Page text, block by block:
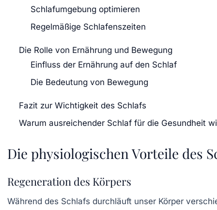
Schlafumgebung optimieren
Regelmäßige Schlafenszeiten
Die Rolle von Ernährung und Bewegung
Einfluss der Ernährung auf den Schlaf
Die Bedeutung von Bewegung
Fazit zur Wichtigkeit des Schlafs
Warum ausreichender Schlaf für die Gesundheit
Die physiologischen Vorteile des
Regeneration des Körpers
Während des Schlafs durchläuft unser Körper